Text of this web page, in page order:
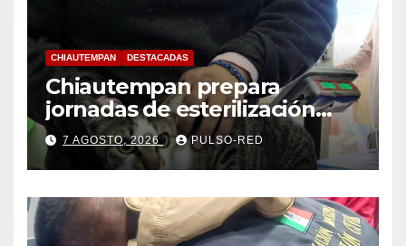
CHIAUTEMPAN DESTACADAS
Chiautempan prepara
jornadas de esterilización
para perros y gatos
7 AGOSTO, 2026 PULSO-RED